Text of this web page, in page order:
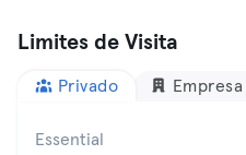
Limites de Visita
Privado Empresa
Essential